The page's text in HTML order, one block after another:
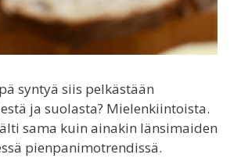
syntyä siis pelkästään
ja suolasta? Mielenkiintoista.
sama kuin ainakin länsimaiden
pienpanimotrendissä.